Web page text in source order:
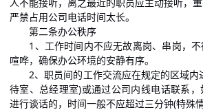
严禁占用公司电话时间太长。
第二条办公秩序
1、工作时间内不应无故离岗、串岗，不
喧哗，确保办公环境的安静有序。
2、职员间的工作交流应在规定的区域内
待室、总经理室)或通过公司内线电话联系
进行谈话的，时间一般不应超过三分钟(特殊情